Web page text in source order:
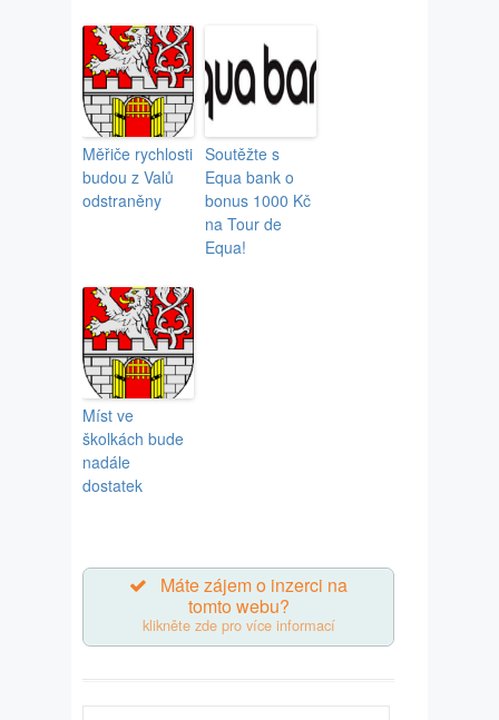
Měřiče rychlosti
budou z Valů
odstraněny
Soutěžte s
Equa bank o
bonus 1000 Kč
na Tour de
Equa!
Míst ve
školkách bude
nadále
dostatek
Máte zájem o inzerci na
tomto webu?
klikněte zde pro více informací